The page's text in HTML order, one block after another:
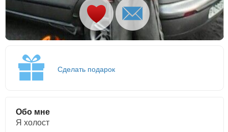
Сделать подарок
Обо мне
Я холост